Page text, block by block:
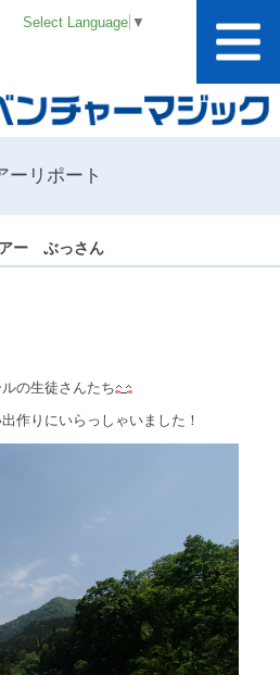
Select Language ▼
ーリポート
ー ぶっさん
の生徒さんたち
作りにいらっしゃいました！